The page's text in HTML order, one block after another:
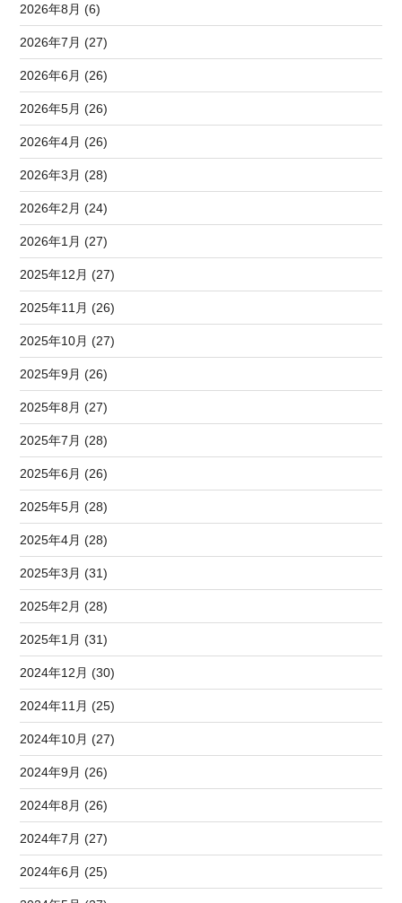
2026年8月 (6)
2026年7月 (27)
2026年6月 (26)
2026年5月 (26)
2026年4月 (26)
2026年3月 (28)
2026年2月 (24)
2026年1月 (27)
2025年12月 (27)
2025年11月 (26)
2025年10月 (27)
2025年9月 (26)
2025年8月 (27)
2025年7月 (28)
2025年6月 (26)
2025年5月 (28)
2025年4月 (28)
2025年3月 (31)
2025年2月 (28)
2025年1月 (31)
2024年12月 (30)
2024年11月 (25)
2024年10月 (27)
2024年9月 (26)
2024年8月 (26)
2024年7月 (27)
2024年6月 (25)